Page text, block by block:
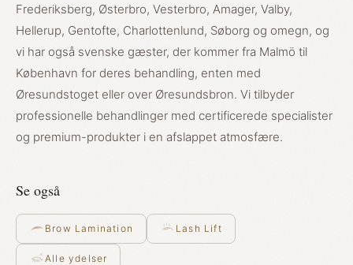
Frederiksberg, Østerbro, Vesterbro, Amager, Valby,
Hellerup, Gentofte, Charlottenlund, Søborg og omegn, og
vi har også svenske gæster, der kommer fra Malmö til
København for deres behandling, enten med
Øresundstoget eller over Øresundsbron. Vi tilbyder
professionelle behandlinger med certificerede specialister
og premium-produkter i en afslappet atmosfære.
Se også
Brow Lamination Lash Lift
Alle ydelser